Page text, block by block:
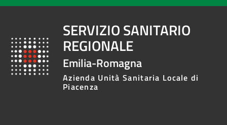
SERVIZIO SANITARIO
REGIONALE
Emilia-Romagna
Azienda Unità Sanitaria Locale di
Piacenza